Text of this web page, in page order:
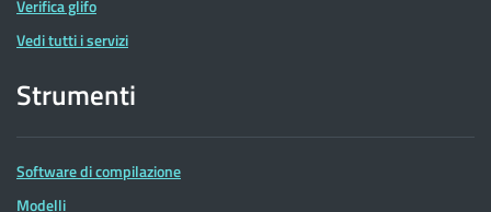
Verifica glifo
Vedi tutti i servizi
Strumenti
Software di compilazione
Modelli